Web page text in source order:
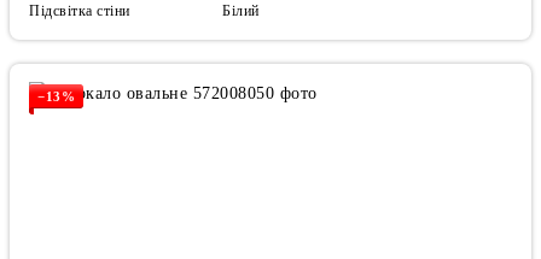
Підсвітка стіни
Білий
−13%